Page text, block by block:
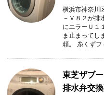
横浜市神奈川
－Ｖ８２が排
にエラーＵ１
ま止まってし
頼。 糸くずフ
東芝ザブ
排水弁交